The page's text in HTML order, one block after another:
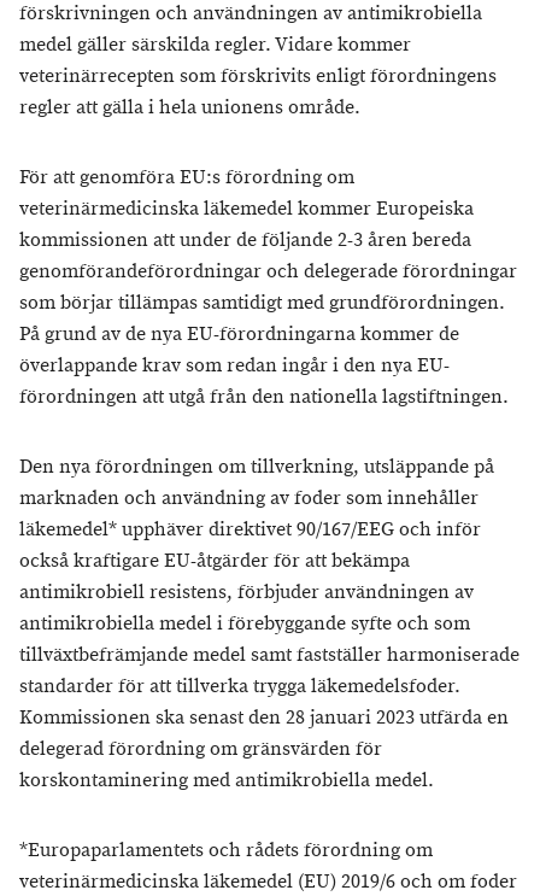
förskrivningen och användningen av antimikrobiella
medel gäller särskilda regler. Vidare kommer
veterinärrecepten som förskrivits enligt förordningens
regler att gälla i hela unionens område.
För att genomföra EU:s förordning om
veterinärmedicinska läkemedel kommer Europeiska
kommissionen att under de följande 2-3 åren bereda
genomförandeförordningar och delegerade förordningar
som börjar tillämpas samtidigt med grundförordningen.
På grund av de nya EU-förordningarna kommer de
överlappande krav som redan ingår i den nya EU-
förordningen att utgå från den nationella lagstiftningen.
Den nya förordningen om tillverkning, utsläppande på
marknaden och användning av foder som innehåller
läkemedel* upphäver direktivet 90/167/EEG och inför
också kraftigare EU-åtgärder för att bekämpa
antimikrobiell resistens, förbjuder användningen av
antimikrobiella medel i förebyggande syfte och som
tillväxtbefrämjande medel samt fastställer harmoniserade
standarder för att tillverka trygga läkemedelsfoder.
Kommissionen ska senast den 28 januari 2023 utfärda en
delegerad förordning om gränsvärden för
korskontaminering med antimikrobiella medel.
*Europaparlamentets och rådets förordning om
veterinärmedicinska läkemedel (EU) 2019/6 och om foder